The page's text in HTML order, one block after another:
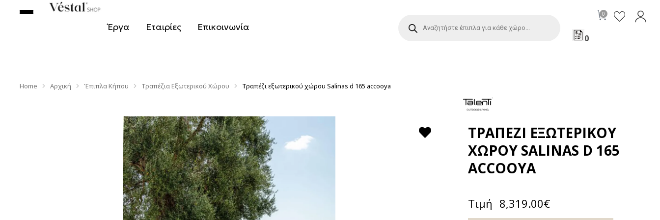
Έργα Εταιρίες Επικοινωνία
0
You are here:
Home Αρχική Έπιπλα Κήπου Τραπέζια Εξωτερικού Χώρου Τραπέζι εξωτερικού χώρου Salinas d 165 accooya
ΤΡΑΠΈΖΙ ΕΞΩΤΕΡΙΚΟΎ
ΧΏΡΟΥ SALINAS D 165
ACCOOYA
Τιμή 8,319.00€